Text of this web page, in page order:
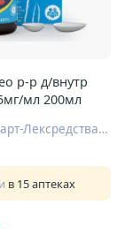
р-р д/внутр
мл 200мл
Фармстандарт-Лексредства ОАО Курск
в 15 аптеках